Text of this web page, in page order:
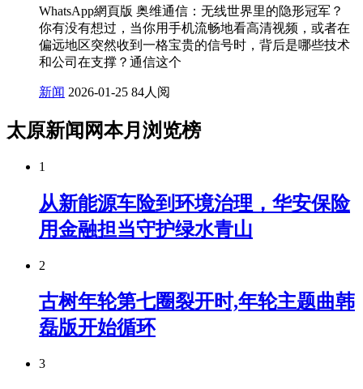
WhatsApp網頁版 奥维通信：无线世界里的隐形冠军？
你有没有想过，当你用手机流畅地看高清视频，或者在
偏远地区突然收到一格宝贵的信号时，背后是哪些技术
和公司在支撑？通信这个
新闻 2026-01-25 84人阅
太原新闻网本月浏览榜
1
从新能源车险到环境治理，华安保险
用金融担当守护绿水青山
2
古树年轮第七圈裂开时,年轮主题曲韩
磊版开始循环
3